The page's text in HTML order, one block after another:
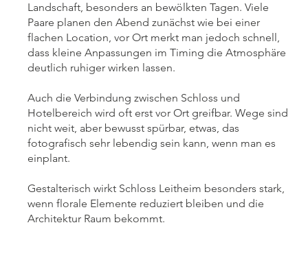
Landschaft, besonders an bewölkten Tagen. Viele
Paare planen den Abend zunächst wie bei einer
flachen Location, vor Ort merkt man jedoch schnell,
dass kleine Anpassungen im Timing die Atmosphäre
deutlich ruhiger wirken lassen.
Auch die Verbindung zwischen Schloss und
Hotelbereich wird oft erst vor Ort greifbar. Wege sind
nicht weit, aber bewusst spürbar, etwas, das
fotografisch sehr lebendig sein kann, wenn man es
einplant.
Gestalterisch wirkt Schloss Leitheim besonders stark,
wenn florale Elemente reduziert bleiben und die
Architektur Raum bekommt.